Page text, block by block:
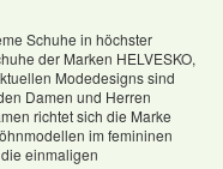
Schuhe in höchster
der Marken HELVESKO,
Modedesigns sind
Damen und Herren
richtet sich die Marke
im femininen
einmaligen